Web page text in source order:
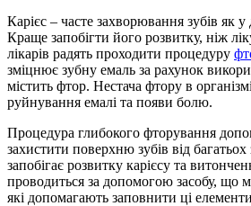
Карієс – часте захворювання зубів як у
Краще запобігти його розвитку, ніж
лікарів радять проходити процедуру
зміцнює зубну емаль за рахунок
містить фтор. Нестача фтору в
руйнування емалі та появи болю.
Процедура глибокого фторування
захистити поверхню зубів від
запобігає розвитку карієсу та
проводиться за допомогою засобу, що
які допомагають заповнити ці